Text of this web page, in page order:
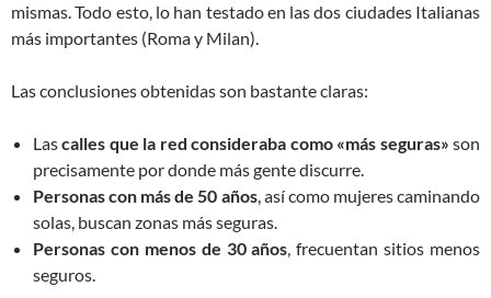
mismas. Todo esto, lo han testado en las dos ciudades Italianas
más importantes (Roma y Milan).
Las conclusiones obtenidas son bastante claras:
Lascalles que la red consideraba como «más seguras» son
precisamente por donde más gente discurre.
Personas con más de 50 años, así como mujeres caminando
solas, buscan zonas más seguras.
Personas con menos de 30 años, frecuentan sitios menos
seguros.